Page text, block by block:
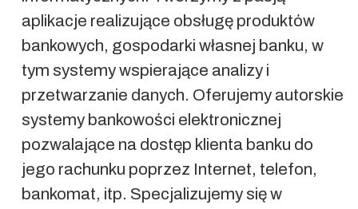
aplikacje realizujące obsługę produktów
bankowych, gospodarki własnej banku, w
tym systemy wspierające analizy i
przetwarzanie danych. Oferujemy autorskie
systemy bankowości elektronicznej
pozwalające na dostęp klienta banku do
jego rachunku poprzez Internet, telefon,
bankomat, itp. Specjalizujemy się w